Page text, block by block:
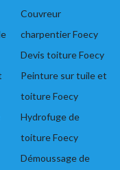
Couvreur
charpentier Foecy
Devis toiture Foecy
Peinture sur tuile et
toiture Foecy
Hydrofuge de
toiture Foecy
Démoussage de